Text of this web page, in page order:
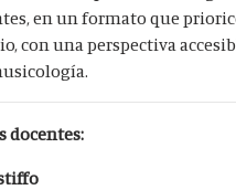
en un formato que
con una perspectiva
docentes: